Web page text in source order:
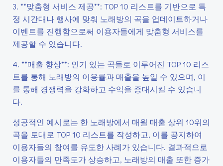
3. **맞춤형 서비스 제공**: TOP 10 리스트를 기반으로 특
정 시간대나 행사에 맞춰 노래방의 곡을 업데이트하거나
이벤트를 진행함으로써 이용자들에게 맞춤형 서비스를
제공할 수 있습니다.
4. **매출 향상**: 인기 있는 곡들로 이루어진 TOP 10 리스
트를 통해 노래방의 이용률과 매출을 높일 수 있으며, 이
를 통해 경쟁력을 강화하고 수익을 증대시킬 수 있습니
다.
성공적인 예시로는 한 노래방에서 매월 매출 상위 10위의
곡을 토대로 TOP 10 리스트를 작성하고, 이를 공지하여
이용자들의 참여를 유도한 사례가 있습니다. 결과적으로
이용자들의 만족도가 상승하고, 노래방의 매출 또한 증가